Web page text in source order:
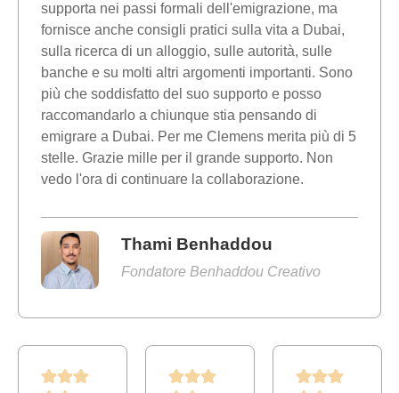
supporta nei passi formali dell'emigrazione, ma
fornisce anche consigli pratici sulla vita a Dubai,
sulla ricerca di un alloggio, sulle autorità, sulle
banche e su molti altri argomenti importanti. Sono
più che soddisfatto del suo supporto e posso
raccomandarlo a chiunque stia pensando di
emigrare a Dubai. Per me Clemens merita più di 5
stelle. Grazie mille per il grande supporto. Non
vedo l'ora di continuare la collaborazione.
Thami Benhaddou
Fondatore Benhaddou Creativo